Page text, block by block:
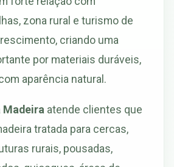
zona rural e turismo de
criando uma
por materiais duráveis,
aparência natural.
Madeira atende clientes que
tratada para cercas,
rurais, pousadas,